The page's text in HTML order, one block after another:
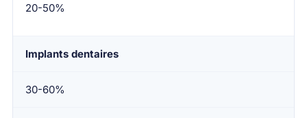
20-50%
Implants dentaires
30-60%